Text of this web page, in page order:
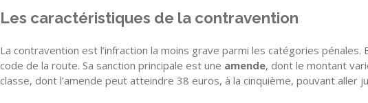
Les caractéristiques de la contravention
La contravention est l’infraction la moins grave parmi les catégories
code de la route. Sa sanction principale est une amende, dont le montant
classe, dont l’amende peut atteindre 38 euros, à la cinquième, pouvant aller